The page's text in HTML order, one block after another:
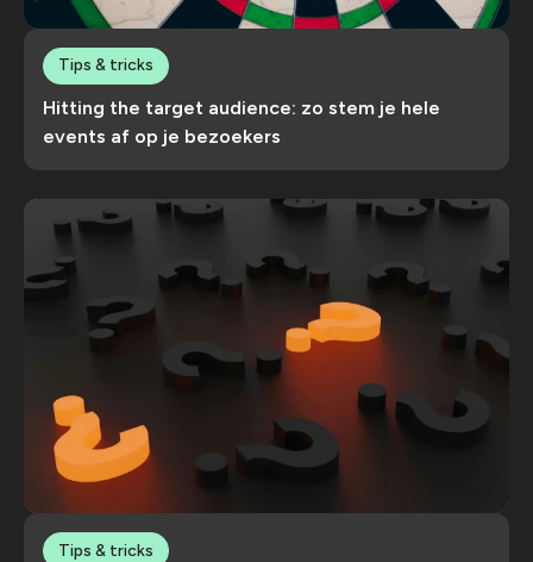
Hitting the target audience: zo stem je hele
events af op je bezoekers
Tips & tricks
Tips & tricks